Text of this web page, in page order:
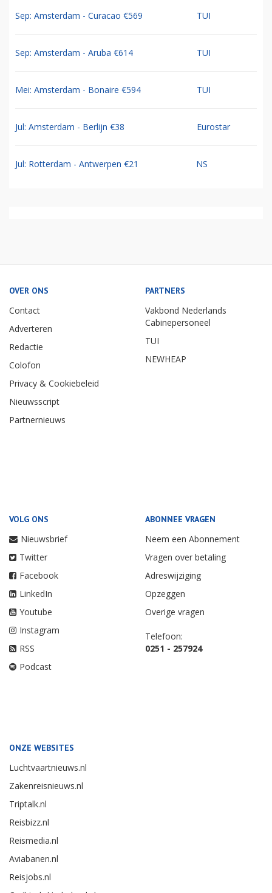
Sep: Amsterdam - Curacao €569 TUI
Sep: Amsterdam - Aruba €614 TUI
Mei: Amsterdam - Bonaire €594 TUI
Jul: Amsterdam - Berlijn €38 Eurostar
Jul: Rotterdam - Antwerpen €21 NS
OVER ONS
Contact
Adverteren
Redactie
Colofon
Privacy & Cookiebeleid
Nieuwsscript
Partnernieuws
PARTNERS
Vakbond Nederlands
Cabinepersoneel
TUI
NEWHEAP
VOLG ONS
Nieuwsbrief
Twitter
Facebook
LinkedIn
Youtube
Instagram
RSS
Podcast
ABONNEE VRAGEN
Neem een Abonnement
Vragen over betaling
Adreswijziging
Opzeggen
Overige vragen
Telefoon:
0251 - 257924
ONZE WEBSITES
Luchtvaartnieuws.nl
Zakenreisnieuws.nl
Triptalk.nl
Reisbizz.nl
Reismedia.nl
Aviabanen.nl
Reisjobs.nl